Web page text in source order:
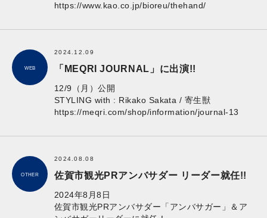
https://www.kao.co.jp/bioreu/thehand/
WEB
2024.12.09
「MEQRI JOURNAL」に出演!!
12/9（月）公開
STYLING with : Rikako Sakata / 寄生獣
https://meqri.com/shop/information/journal-13
OTHER
2024.08.08
佐賀市観光PRアンバサダー リーダー就任!!
2024年8月8日
佐賀市観光PRアンバサダー「アンバサガー」＆ア